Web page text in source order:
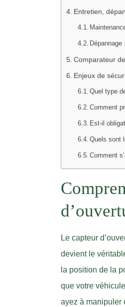
Entretien,
Comparateur
Enjeux de
Quel type
Comment
Est-il
Quels sont
Comment
Le capteur
devient le
la position de la
que votre
ayez à manipuler